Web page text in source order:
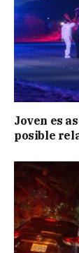
Joven es
posible